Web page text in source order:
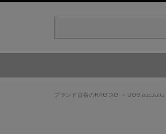
ブランド古着のRAGTAG UGG australia